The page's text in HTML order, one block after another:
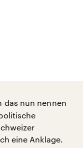
das nun nennen
eine Anklage.